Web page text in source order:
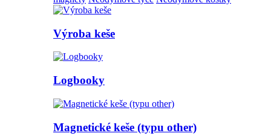
Výroba keše
Logbooky
Magnetické keše (typu other)